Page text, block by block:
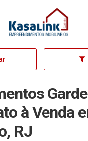
Página inicial
à Venda
RJ